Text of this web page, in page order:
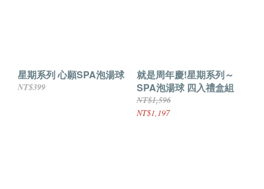
星期系列 心願SPA泡湯球
NT$399
就是周年慶!星期系列～
SPA泡湯球 四入禮盒組
NT$1,596
NT$1,197